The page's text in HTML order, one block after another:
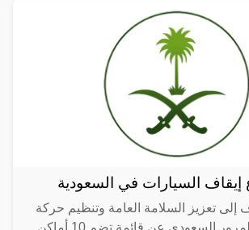
إيقاف السيارات في السعودية
تعزيز السلامة العامة وتنظيم حركة
المرور، أعلن المرور السعودي عن قائمة تضم 10 أماكن